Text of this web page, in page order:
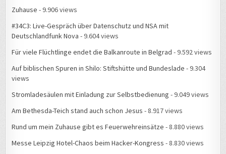
Zuhause - 9.906 views
#34C3: Live-Gespräch über Datenschutz und NSA mit
Deutschlandfunk Nova - 9.604 views
Für viele Flüchtlinge endet die Balkanroute in Belgrad - 9.592 views
Auf biblischen Spuren in Shilo: Stiftshütte und Bundeslade - 9.304
views
Stromladesäulen mit Einladung zur Selbstbedienung - 9.049 views
Am Bethesda-Teich stand auch schon Jesus - 8.917 views
Rund um mein Zuhause gibt es Feuerwehreinsätze - 8.880 views
Messe Leipzig Hotel-Chaos beim Hacker-Kongress - 8.830 views